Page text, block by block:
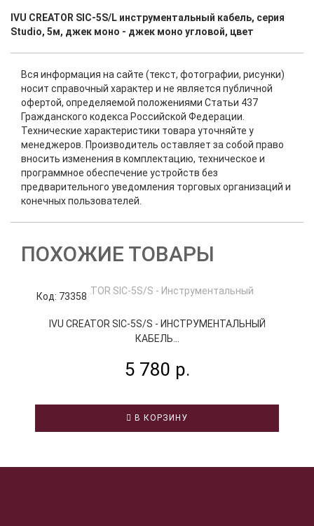
IVU CREATOR SIC-5S/L инструментальный кабель, серия
Studio, 5м, джек моно - джек моно угловой, цвет
Вся информация на сайте (текст, фотографии, рисунки)
носит справочный характер и не является публичной
офертой, определяемой положениями Статьи 437
Гражданского кодекса Российской Федерации.
Технические характеристики товара уточняйте у
менеджеров. Производитель оставляет за собой право
вносить изменения в комплектацию, техническое и
программное обеспечение устройств без
предварительного уведомления торговых организаций и
конечных пользователей.
ПОХОЖИЕ ТОВАРЫ
Код: 73358
IVU CREATOR SIC-5S/S - ИНСТРУМЕНТАЛЬНЫЙ
КАБЕЛЬ...
5 780 р.
В КОРЗИНУ